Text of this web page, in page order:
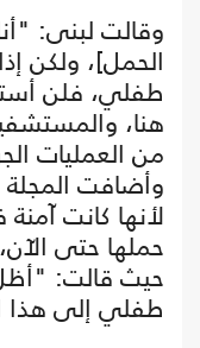
وقالت لبنى:
الحمل]، ولكن
طفلي، فلن
هنا،
من العمليات
وأضافت المجلة
لأنها كانت
حملها حتى
حيث قالت:
طفلي إلى هذا